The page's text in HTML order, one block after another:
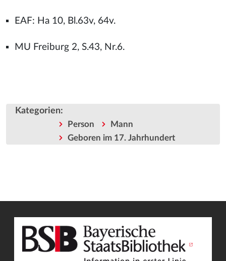
EAF: Ha 10, Bl.63v, 64v.
MU Freiburg 2, S.43, Nr.6.
Kategorien:
Person
Mann
Geboren im 17. Jahrhundert